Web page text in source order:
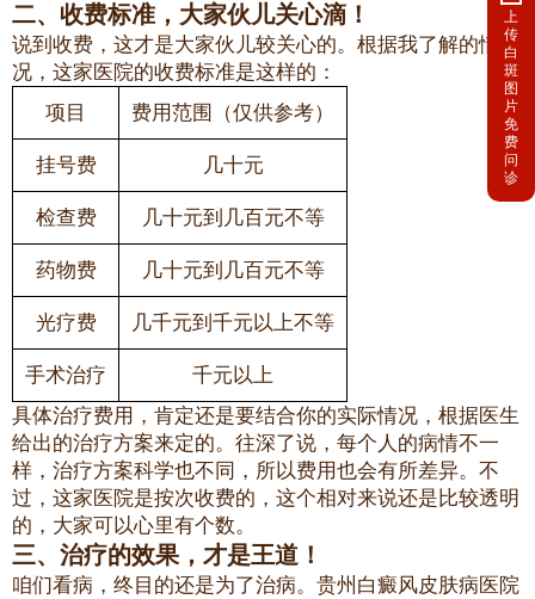
二、收费标准，大家伙儿关心滴！
说到收费，这才是大家伙儿较关心的。根据我了解的情
况，这家医院的收费标准是这样的：
项目
费用范围（仅供参考）
挂号费 几十元
检查费 几十元到几百元不等
药物费 几十元到几百元不等
光疗费 几千元到千元以上不等
手术治疗
千元以上
具体治疗费用，肯定还是要结合你的实际情况，根据医生
给出的治疗方案来定的。往深了说，每个人的病情不一
样，治疗方案科学也不同，所以费用也会有所差异。不
过，这家医院是按次收费的，这个相对来说还是比较透明
的，大家可以心里有个数。
三、治疗的效果，才是王道！
咱们看病，终目的还是为了治病。贵州白癜风皮肤病医院
上
传
白
斑
图
片
免
费
问
诊